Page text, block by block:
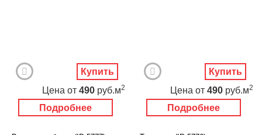
Подробнее
Цена от 490 руб.м2
Купить
Подробнее
Цена от 490 руб.м2
Купить